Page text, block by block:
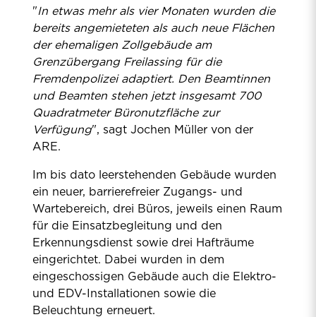
"In etwas mehr als vier Monaten wurden die
bereits angemieteten als auch neue Flächen
der ehemaligen Zollgebäude am
Grenzübergang Freilassing für die
Fremdenpolizei adaptiert. Den Beamtinnen
und Beamten stehen jetzt insgesamt 700
Quadratmeter Büronutzfläche zur
Verfügung", sagt Jochen Müller von der
ARE.
Im bis dato leerstehenden Gebäude wurden
ein neuer, barrierefreier Zugangs- und
Wartebereich, drei Büros, jeweils einen Raum
für die Einsatzbegleitung und den
Erkennungsdienst sowie drei Hafträume
eingerichtet. Dabei wurden in dem
eingeschossigen Gebäude auch die Elektro-
und EDV-Installationen sowie die
Beleuchtung erneuert.